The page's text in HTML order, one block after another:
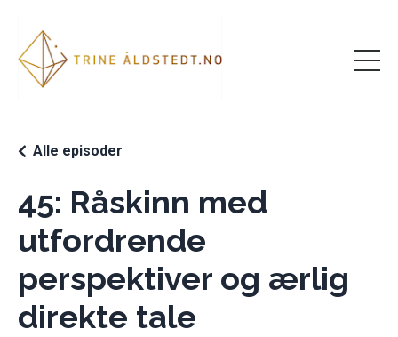
45: Råskinn med
utfordrende
perspektiver og ærlig
direkte tale
Alle episoder